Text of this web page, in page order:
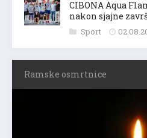
CIBONA Aqua
nakon sjajne
Sport
Ramske osmrtnice